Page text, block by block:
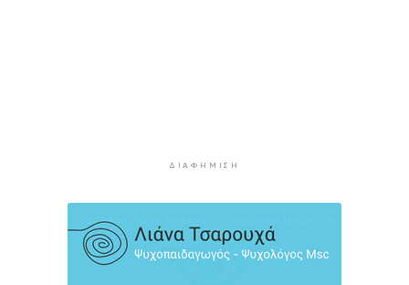
4 ώρες 10 λεπτά πρίν
«Παίζω άρα υπάρχω» στον Πύργο Μπαζαίου
ΔΙΑΦΉΜΙΣΗ